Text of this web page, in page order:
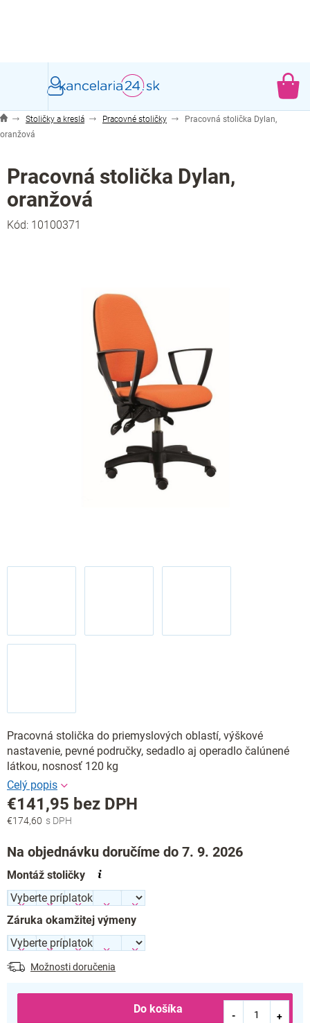
Stoličky a kreslá Pracovné stoličky
Pracovná stolička Dylan,
oranžová
Pracovná stolička Dylan,
oranžová
Kód: 10100371
Pracovná stolička do priemyslových oblastí, výškové
nastavenie, pevné područky, sedadlo aj operadlo čalúnené
látkou, nosnosť 120 kg
€174,60
€141,95 bez DPH
Jednotková
Na objednávku doručíme do 7. 9. 2026
Montáž stoličky
Záruka okamžitej výmeny
Možnosti doručenia
Do košíka